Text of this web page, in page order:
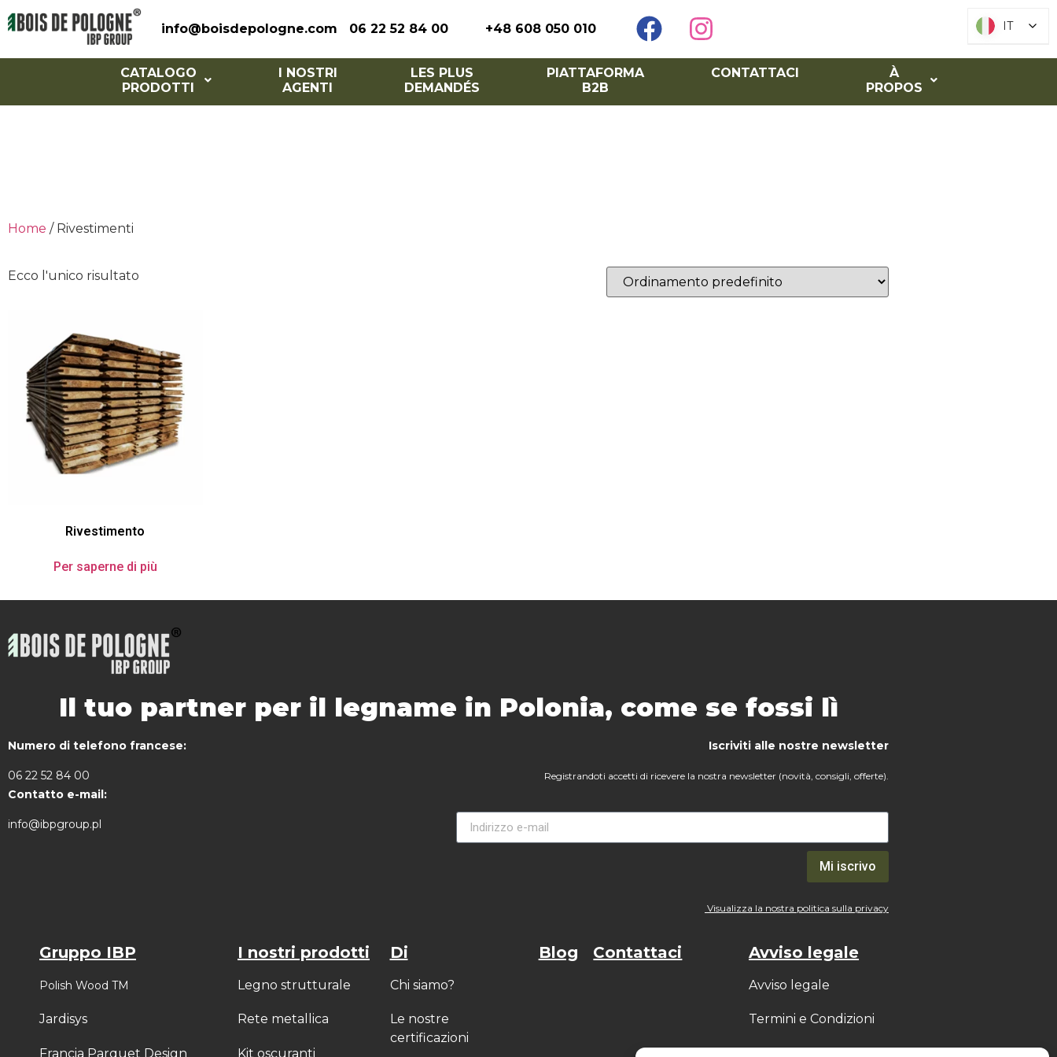
info@boisdepologne.com 06 22 52 84 00 +48 608 050 010
CATALOGO
PRODOTTI
I NOSTRI
AGENTI
LES PLUS
DEMANDÉS
PIATTAFORMA
B2B
CONTATTACI​
À
PROPOS
Home / Rivestimenti
Ecco l'unico risultato
Rivestimento
Per saperne di più
Il tuo partner per il legname in Polonia, come se fossi lì
Numero di telefono francese:
06 22 52 84 00
Contatto e-mail:
info@ibpgroup.pl
Iscriviti alle nostre newsletter
Registrandoti accetti di ricevere la nostra newsletter (novità, consigli, offerte).
Mi iscrivo
Visualizza la nostra politica sulla privacy
Gruppo IBP
Polish Wood TM
Jardisys
Francia Parquet Design
I nostri prodotti
Legno strutturale
Rete metallica
Kit oscuranti
Di
Chi siamo?
Le nostre
certificazioni
Blog Contattaci Avviso legale
Avviso legale
Termini e Condizioni
IT
IT